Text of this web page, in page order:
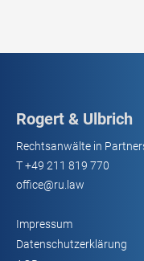
Rogert & Ulbrich
Rechtsanwälte in
T+49 211 819 770
office@ru.law
Impressum
Datenschutzerklärung